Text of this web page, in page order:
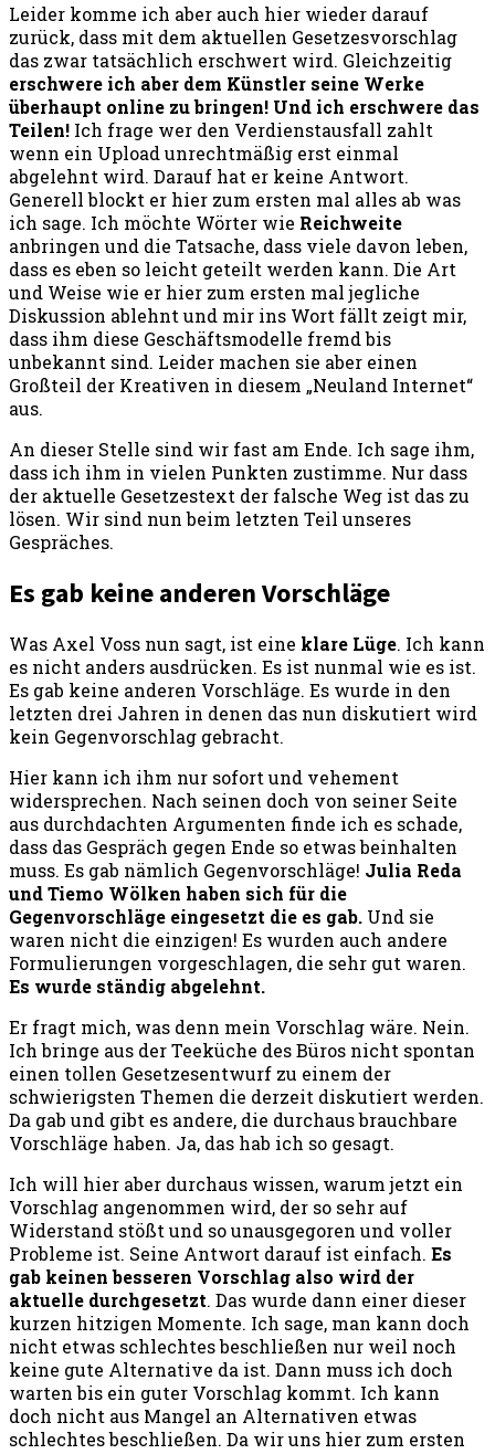
Leider komme ich aber auch hier wieder darauf
zurück, dass mit dem aktuellen Gesetzesvorschlag
das zwar tatsächlich erschwert wird. Gleichzeitig
erschwere ich aber dem Künstler seine Werke
überhaupt online zu bringen! Und ich erschwere das
Teilen! Ich frage wer den Verdienstausfall zahlt
wenn ein Upload unrechtmäßig erst einmal
abgelehnt wird. Darauf hat er keine Antwort.
Generell blockt er hier zum ersten mal alles ab was
ich sage. Ich möchte Wörter wie Reichweite
anbringen und die Tatsache, dass viele davon leben,
dass es eben so leicht geteilt werden kann. Die Art
und Weise wie er hier zum ersten mal jegliche
Diskussion ablehnt und mir ins Wort fällt zeigt mir,
dass ihm diese Geschäftsmodelle fremd bis
unbekannt sind. Leider machen sie aber einen
Großteil der Kreativen in diesem „Neuland Internet“
aus.
An dieser Stelle sind wir fast am Ende. Ich sage ihm,
dass ich ihm in vielen Punkten zustimme. Nur dass
der aktuelle Gesetzestext der falsche Weg ist das zu
lösen. Wir sind nun beim letzten Teil unseres
Gespräches.
Es gab keine anderen Vorschläge
Was Axel Voss nun sagt, ist eine klare Lüge. Ich kann
es nicht anders ausdrücken. Es ist nunmal wie es ist.
Es gab keine anderen Vorschläge. Es wurde in den
letzten drei Jahren in denen das nun diskutiert wird
kein Gegenvorschlag gebracht.
Hier kann ich ihm nur sofort und vehement
widersprechen. Nach seinen doch von seiner Seite
aus durchdachten Argumenten finde ich es schade,
dass das Gespräch gegen Ende so etwas beinhalten
muss. Es gab nämlich Gegenvorschläge! Julia Reda
und Tiemo Wölken haben sich für die
Gegenvorschläge eingesetzt die es gab. Und sie
waren nicht die einzigen! Es wurden auch andere
Formulierungen vorgeschlagen, die sehr gut waren.
Es wurde ständig abgelehnt.
Er fragt mich, was denn mein Vorschlag wäre. Nein.
Ich bringe aus der Teeküche des Büros nicht spontan
einen tollen Gesetzesentwurf zu einem der
schwierigsten Themen die derzeit diskutiert werden.
Da gab und gibt es andere, die durchaus brauchbare
Vorschläge haben. Ja, das hab ich so gesagt.
Ich will hier aber durchaus wissen, warum jetzt ein
Vorschlag angenommen wird, der so sehr auf
Widerstand stößt und so unausgegoren und voller
Probleme ist. Seine Antwort darauf ist einfach. Es
gab keinen besseren Vorschlag also wird der
aktuelle durchgesetzt. Das wurde dann einer dieser
kurzen hitzigen Momente. Ich sage, man kann doch
nicht etwas schlechtes beschließen nur weil noch
keine gute Alternative da ist. Dann muss ich doch
warten bis ein guter Vorschlag kommt. Ich kann
doch nicht aus Mangel an Alternativen etwas
schlechtes beschließen. Da wir uns hier zum ersten